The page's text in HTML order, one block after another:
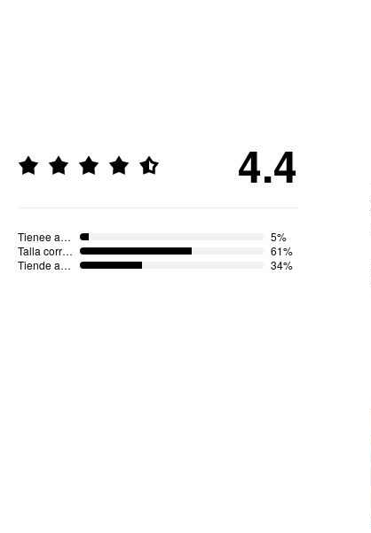
4.4
Tienee a ser más pequeño
5%
Talla correcta
61%
Tiende a ser más grande
34%